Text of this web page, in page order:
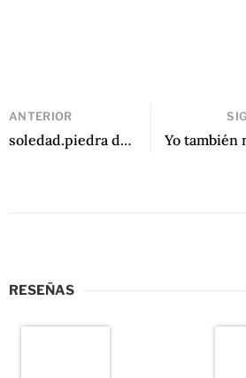
ANTERIOR
soledad.piedra de Edson Lechuga
RESEÑAS